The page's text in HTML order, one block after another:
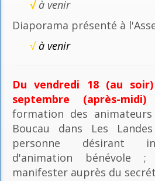
√ à venir
Diaporama présenté à
√à venir
Du vendredi 18 (au
septembre (après-midi):
formation des animateurs
Boucau dans Les
personne désirant
d'animation bénévole
manifester auprès du